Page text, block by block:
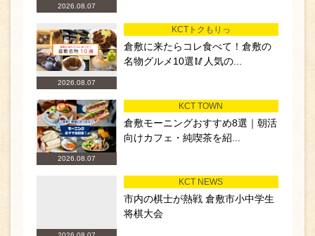
2026.08.07
2026.08.07
KCTトクもりっ
倉敷に来たらコレ食べて！倉敷の
名物グルメ10選🥢人気の...
2026.08.07
KCT TOWN
倉敷モーニングおすすめ8選｜朝活
向けカフェ・純喫茶を紹...
KCT NEWS
市内の棋士が熱戦 倉敷市小中学生
将棋大会